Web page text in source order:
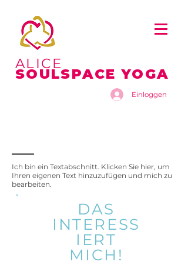
ALICE
SOULSPACE YOGA
Einloggen
Ich bin ein Textabschnitt. Klicken Sie hier, um
Ihren eigenen Text hinzuzufügen und mich zu
bearbeiten.
DAS
INTERESS
IERT
MICH!